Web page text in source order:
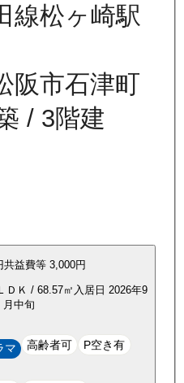
線松ヶ崎駅
阪市石津町
/ 3階建
共益費等 3,000円
ＤＫ / 68.57㎡ 入居日 2026年9
月中旬
マ 高齢者可 P空き有